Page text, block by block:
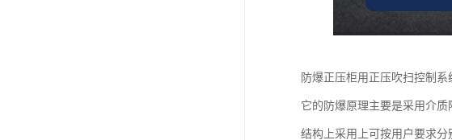
防爆正压柜用正压吹扫控制
它的防爆原理主要是采用介质
结构上采用上可按用户要求